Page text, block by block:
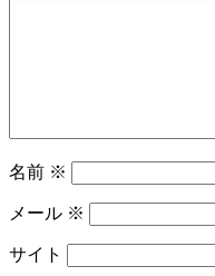
名前 ※
メール ※
サイト